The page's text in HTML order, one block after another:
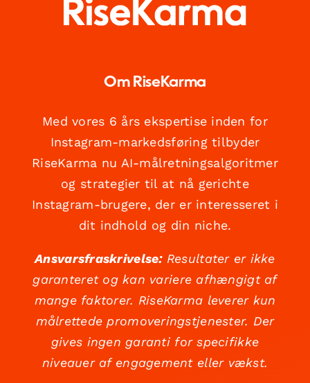
Om RiseKarma
Med vores 6 års ekspertise inden for
Instagram-markedsføring tilbyder
RiseKarma nu AI-målretningsalgoritmer
og strategier til at nå gerichte
Instagram-brugere, der er interesseret i
dit indhold og din niche.
Ansvarsfraskrivelse:Resultater er ikke
garanteret og kan variere afhængigt af
mange faktorer. RiseKarma leverer kun
målrettede promoveringstjenester. Der
gives ingen garanti for specifikke
niveauer af engagement eller vækst.